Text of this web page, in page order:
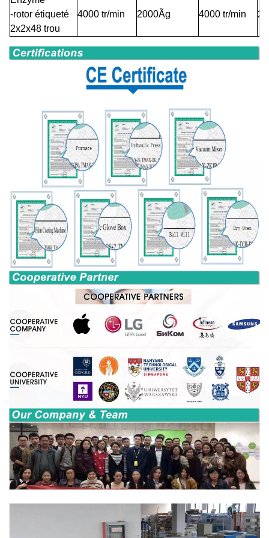
-rotor étiqueté
2x2x48 trou
4000 tr/min 2000Ãg 4000 tr/min